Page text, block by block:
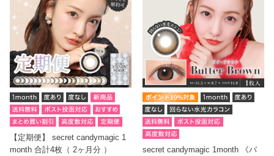
【定期便】 secret candymagic 1
month 合計4枚（ 2ヶ月分 ）
secret candymagic 1month 《バ